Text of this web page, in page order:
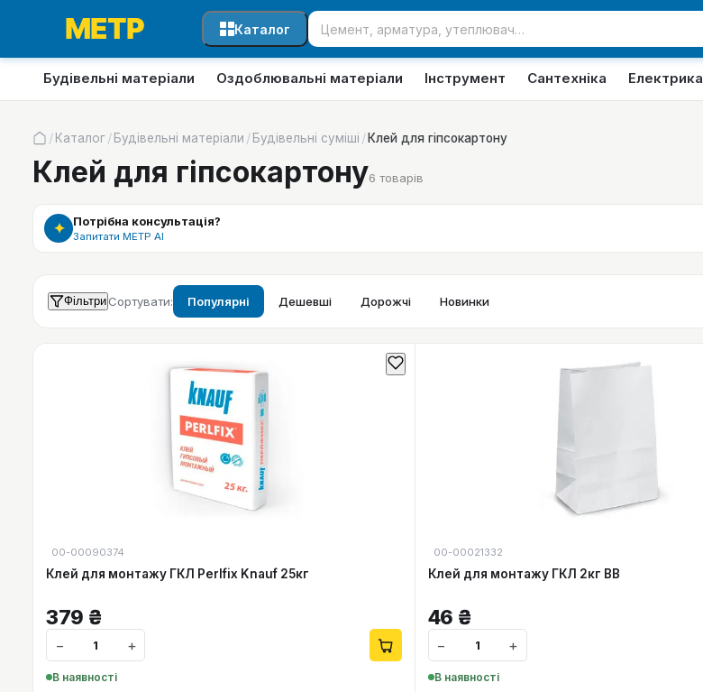
Каталог
Будівельні матеріали Оздоблювальні матеріали Інструмент Сантехніка Електрика
/Каталог/Будівельні матеріали /Будівельні суміші /Клей для гіпсокартону
Клей для гіпсокартону6 товарів
✦ Потрібна консультація?
Запитати МЕТР АІ
Фільтри Сортувати: Популярні Дешевші Дорожчі Новинки
00-00090374
Клей для монтажу ГКЛ Perlfix Knauf 25кг
379 ₴
− +
В наявності
00-00021332
Клей для монтажу ГКЛ 2кг ВВ
46 ₴
− +
В наявності